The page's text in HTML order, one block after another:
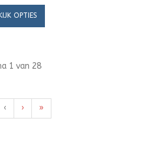
OPTIES
1 van 28
‹ › »